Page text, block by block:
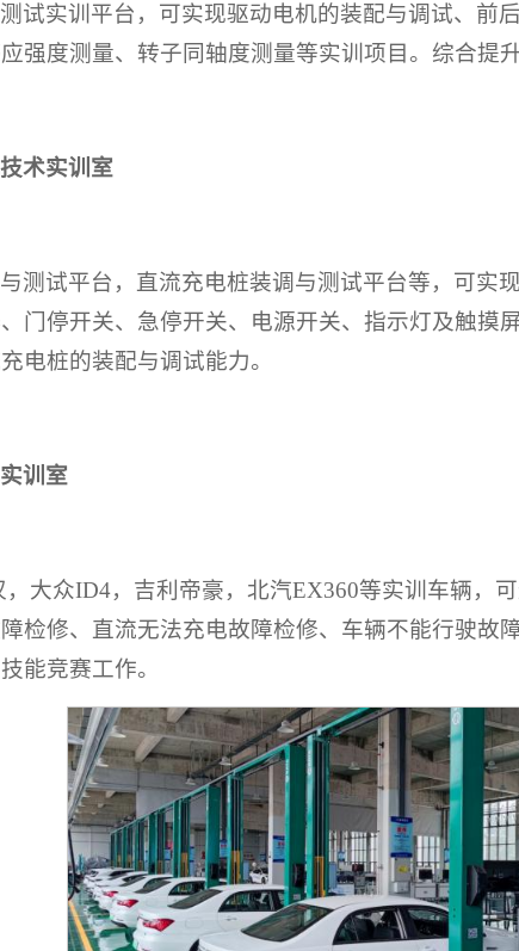
试实训平台，可实现驱动电机的装配与调试、前
强度测量、转子同轴度测量等实训项目。综合提
术实训室
测试平台，直流充电桩装调与测试平台等，可实
门停开关、急停开关、电源开关、指示灯及触摸
电桩的装配与调试能力。
训室
大众ID4，吉利帝豪，北汽EX360等实训车辆，
检修、直流无法充电故障检修、车辆不能行驶故
能竞赛工作。